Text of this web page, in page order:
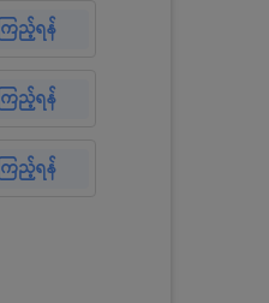
ကြည့်ရန်
ကြည့်ရန်
ကြည့်ရန်